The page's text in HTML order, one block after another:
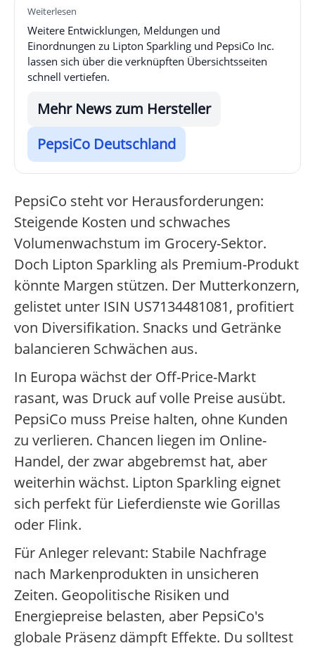
Weiterlesen
Weitere Entwicklungen, Meldungen und
Einordnungen zu Lipton Sparkling und PepsiCo Inc.
lassen sich über die verknüpften Übersichtsseiten
schnell vertiefen.
Mehr News zum Hersteller
PepsiCo Deutschland
PepsiCo steht vor Herausforderungen:
Steigende Kosten und schwaches
Volumenwachstum im Grocery-Sektor.
Doch Lipton Sparkling als Premium-Produkt
könnte Margen stützen. Der Mutterkonzern,
gelistet unter ISIN US7134481081, profitiert
von Diversifikation. Snacks und Getränke
balancieren Schwächen aus.
In Europa wächst der Off-Price-Markt
rasant, was Druck auf volle Preise ausübt.
PepsiCo muss Preise halten, ohne Kunden
zu verlieren. Chancen liegen im Online-
Handel, der zwar abgebremst hat, aber
weiterhin wächst. Lipton Sparkling eignet
sich perfekt für Lieferdienste wie Gorillas
oder Flink.
Für Anleger relevant: Stabile Nachfrage
nach Markenprodukten in unsicheren
Zeiten. Geopolitische Risiken und
Energiepreise belasten, aber PepsiCo's
globale Präsenz dämpft Effekte. Du solltest